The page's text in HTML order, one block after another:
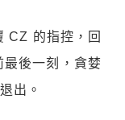
CZ 的指控，回
後一刻，貪婪
出。